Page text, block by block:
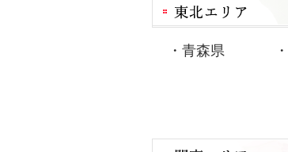
・ 青森県 ・